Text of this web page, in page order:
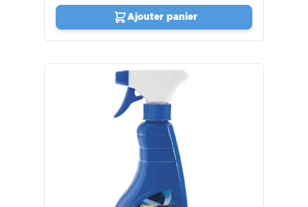
Ajouter panier